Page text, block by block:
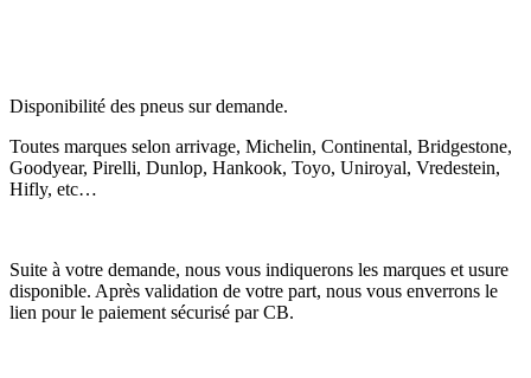
Disponibilité des pneus sur demande.
Toutes marques selon arrivage, Michelin, Continental, Bridgestone,
Goodyear, Pirelli, Dunlop, Hankook, Toyo, Uniroyal, Vredestein,
Hifly, etc…
Suite à votre demande, nous vous indiquerons les marques et usure
disponible. Après validation de votre part, nous vous enverrons le
lien pour le paiement sécurisé par CB.